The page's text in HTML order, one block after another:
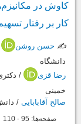
کاوش در
کار بر رفتار
✍️ حسن روشن
دانشگاه
رضا قزی
/
خمینی
صالح آقابابایی /
صفحه‌ها: 95
-